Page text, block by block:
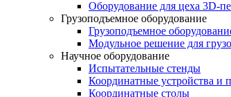
Оборудование для цеха 3D-
Грузоподъемное оборудование
Грузоподъемное
Модульное решение для
Научное оборудование
Испытательные стенды
Координатные устройства и
Координатные столы